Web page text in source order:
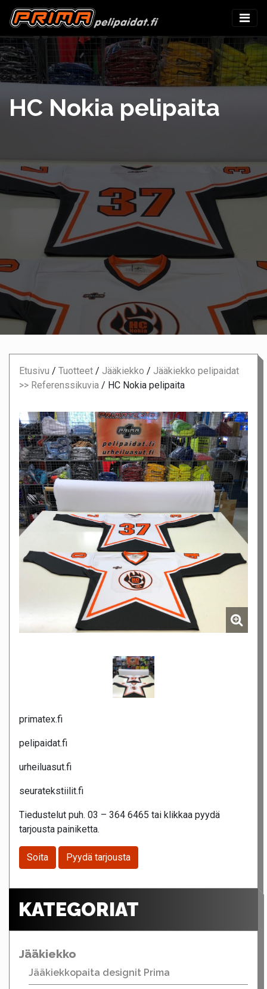
HC Nokia pelipaita
Etusivu / Tuotteet / Jääkiekko / Jääkiekko pelipaidat
>> Referenssikuvia / HC Nokia pelipaita
primatex.fi
pelipaidat.fi
urheiluasut.fi
seuratekstiilit.fi
Tiedustelut puh. 03 – 364 6465 tai klikkaa pyydä
tarjousta painiketta.
Soita Pyydä tarjousta
KATEGORIAT
Jääkiekko
Jääkiekkopaita designit Prima